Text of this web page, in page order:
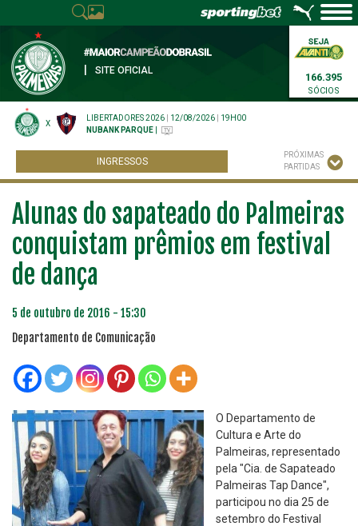
SITE OFICIAL
166.395
SÓCIOS
X
LIBERTADORES 2026 12/08/2026
19H00
NUBANK PARQUE
INGRESSOS
PRÓXIMAS
PARTIDAS
Alunas do sapateado do Palmeiras
conquistam prêmios em festival
de dança
5 de outubro de 2016 - 15:30
Departamento de Comunicação
O Departamento de
Cultura e Arte do
Palmeiras, representado
pela "Cia. de Sapateado
Palmeiras Tap Dance",
participou no dia 25 de
setembro do Festival